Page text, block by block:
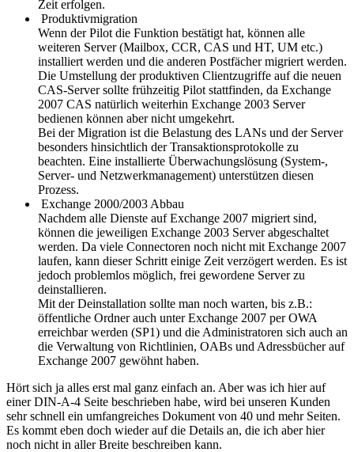
Zeit erfolgen.
Produktivmigration
Wenn der Pilot die Funktion bestätigt hat, können alle
weiteren Server (Mailbox, CCR, CAS und HT, UM etc.)
installiert werden und die anderen Postfächer migriert werden.
Die Umstellung der produktiven Clientzugriffe auf die neuen
CAS-Server sollte frühzeitig Pilot stattfinden, da Exchange
2007 CAS natürlich weiterhin Exchange 2003 Server
bedienen können aber nicht umgekehrt.
Bei der Migration ist die Belastung des LANs und der Server
besonders hinsichtlich der Transaktionsprotokolle zu
beachten. Eine installierte Überwachungslösung (System-,
Server- und Netzwerkmanagement) unterstützen diesen
Prozess.
Exchange 2000/2003 Abbau
Nachdem alle Dienste auf Exchange 2007 migriert sind,
können die jeweiligen Exchange 2003 Server abgeschaltet
werden. Da viele Connectoren noch nicht mit Exchange 2007
laufen, kann dieser Schritt einige Zeit verzögert werden. Es ist
jedoch problemlos möglich, frei gewordene Server zu
deinstallieren.
Mit der Deinstallation sollte man noch warten, bis z.B.:
öffentliche Ordner auch unter Exchange 2007 per OWA
erreichbar werden (SP1) und die Administratoren sich auch an
die Verwaltung von Richtlinien, OABs und Adressbücher auf
Exchange 2007 gewöhnt haben.
Hört sich ja alles erst mal ganz einfach an. Aber was ich hier auf
einer DIN-A-4 Seite beschrieben habe, wird bei unseren Kunden
sehr schnell ein umfangreiches Dokument von 40 und mehr Seiten.
Es kommt eben doch wieder auf die Details an, die ich aber hier
noch nicht in aller Breite beschreiben kann.